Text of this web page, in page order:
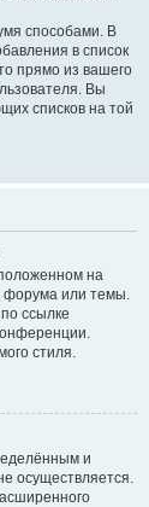
способами. В
в список
прямо из вашего
Вы
списков на той
на
форума или темы.
ссылке
стиля.
и
осуществляется.